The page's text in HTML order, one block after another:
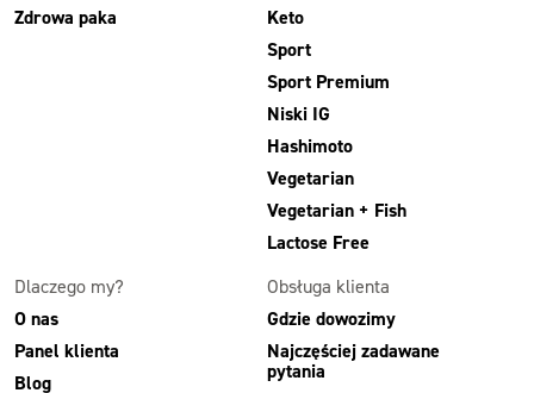
Zdrowa paka
Keto
Sport
Sport Premium
Niski IG
Hashimoto
Vegetarian
Vegetarian + Fish
Lactose Free
Dlaczego my?
O nas
Panel klienta
Blog
Obsługa klienta
Gdzie dowozimy
Najczęściej zadawane
pytania